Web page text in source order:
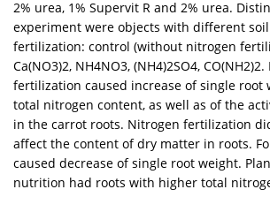
2% urea, 1% Supervit R and 2% urea.
experiment were objects with different
fertilization: control (without nitrogen
Ca(NO3)2, NH4NO3, (NH4)2SO4,
fertilization caused increase of single root
total nitrogen content, as well as of the
in the carrot roots. Nitrogen fertilization
affect the content of dry matter in roots.
caused decrease of single root weight.
nutrition had roots with higher total